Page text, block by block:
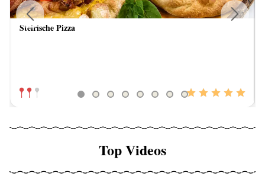
Steirische Pizza
Previous
Top Videos